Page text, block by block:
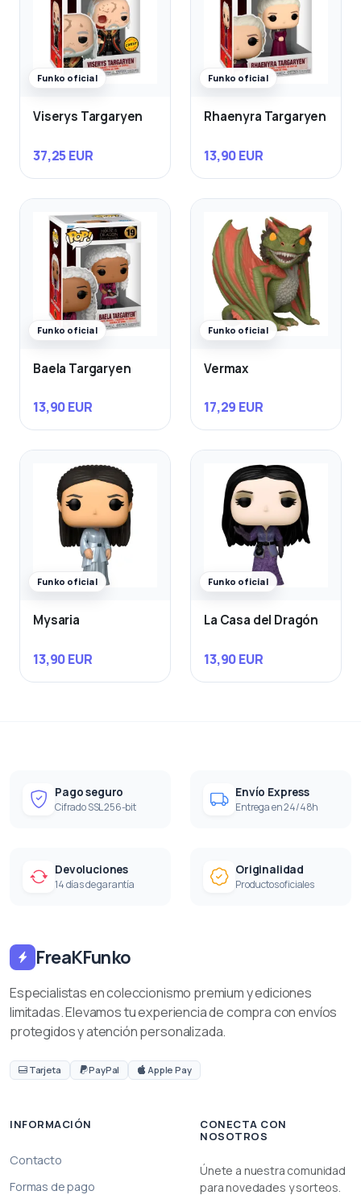
Funko oficial
Viserys Targaryen
37,25 EUR
Funko oficial
Rhaenyra Targaryen
13,90 EUR
Funko oficial
Baela Targaryen
13,90 EUR
Funko oficial
Vermax
17,29 EUR
Funko oficial
Mysaria
13,90 EUR
Funko oficial
La Casa del Dragón
13,90 EUR
Pago seguro
Cifrado SSL 256-bit
Envío Express
Entrega en 24/48h
Devoluciones
14 días de garantía
Originalidad
Productos oficiales
FreaKFunko
Especialistas en coleccionismo premium y ediciones
limitadas. Elevamos tu experiencia de compra con envíos
protegidos y atención personalizada.
Tarjeta PayPal Apple Pay
INFORMACIÓN
Contacto
Formas de pago
CONECTA CON
NOSOTROS
Únete a nuestra comunidad
para novedades y sorteos.